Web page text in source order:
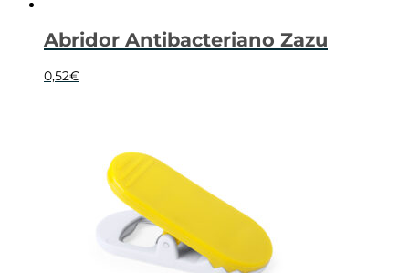
Abridor Antibacteriano Zazu
0,52€